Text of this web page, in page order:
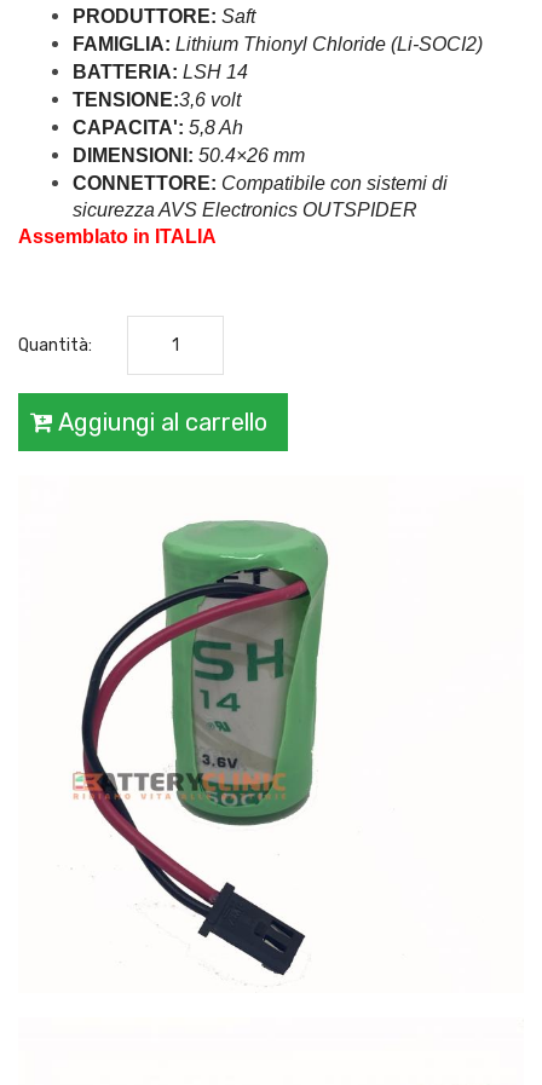
PRODUTTORE: Saft
FAMIGLIA: Lithium Thionyl Chloride (Li-SOCI2)
BATTERIA: LSH 14
TENSIONE:3,6 volt
CAPACITA': 5,8 Ah
DIMENSIONI: 50.4×26 mm
CONNETTORE: Compatibile con sistemi di
sicurezza AVS Electronics OUTSPIDER
Assemblato in ITALIA
Quantità:
Aggiungi al carrello